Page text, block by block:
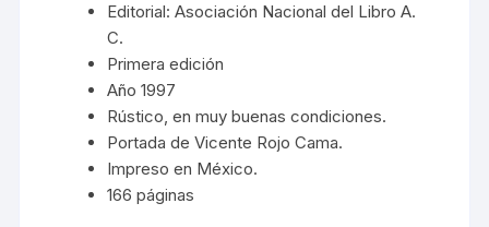
Editorial: Asociación Nacional del Libro A.
C.
Primera edición
Año 1997
Rústico, en muy buenas condiciones.
Portada de Vicente Rojo Cama.
Impreso en México.
166 páginas